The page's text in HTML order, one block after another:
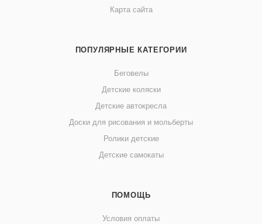
Карта сайта
ПОПУЛЯРНЫЕ КАТЕГОРИИ
Беговелы
Детские коляски
Детские автокресла
Доски для рисования и мольберты
Ролики детские
Детские самокаты
ПОМОЩЬ
Условия оплаты